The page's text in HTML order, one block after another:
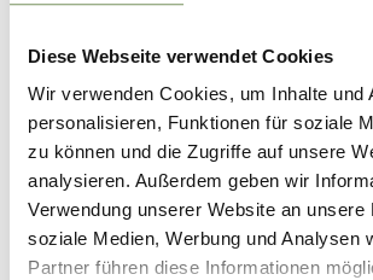
Diese Webseite verwendet Cookies
Wir verwenden Cookies, um Inhalte und
personalisieren, Funktionen für soziale
zu können und die Zugriffe auf unsere
analysieren. Außerdem geben wir
Verwendung unserer Website an unsere
soziale Medien, Werbung und Analysen
Partner führen diese Informationen